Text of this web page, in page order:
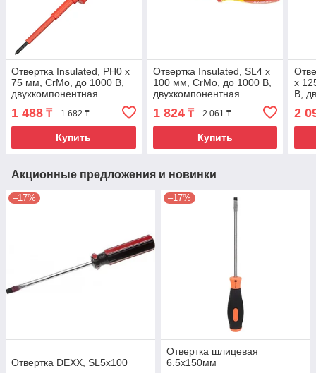
Отвертка Insulated, PH0 x
75 мм, CrMo, до 1000 В,
двухкомпонентная
рукоятка Matrix
Professional
1 488 ₸ 1 682 ₸
Купить
Отвертка Insulated, SL4 x
100 мм, CrMo, до 1000 В,
двухкомпонентная
рукоятка Matrix
Professional
1 824₸ 2 061 ₸
Купить
x
В,
2
Акционные предложения и новинки
–17%
Отвертка DEXX, SL5x100
–17%
Отвертка шлицевая
6.5х150мм